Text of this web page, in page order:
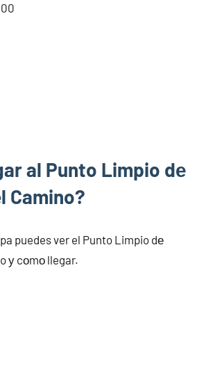
al Punto Limpio dе
Camino?
puedes ver el Punto Limpio dе
у cοmο llegar.